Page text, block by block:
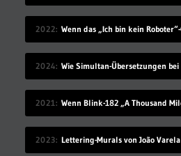
2022
2024
2021
2023 Lettering-Murals von João Varela